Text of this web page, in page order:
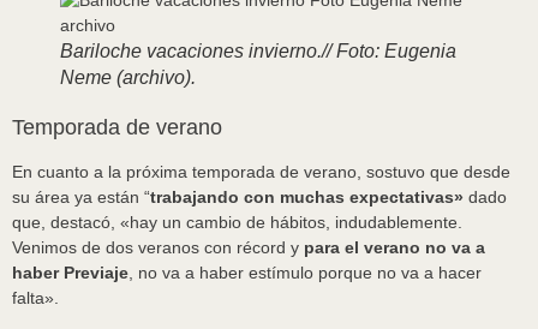
Bariloche vacaciones invierno.// Foto: Eugenia
Neme (archivo).
Temporada de verano
En cuanto a la próxima temporada de verano, sostuvo que desde
su área ya están “trabajando con muchas expectativas» dado
que, destacó, «hay un cambio de hábitos, indudablemente.
Venimos de dos veranos con récord y para el verano no va a
haber Previaje , no va a haber estímulo porque no va a hacer
falta».